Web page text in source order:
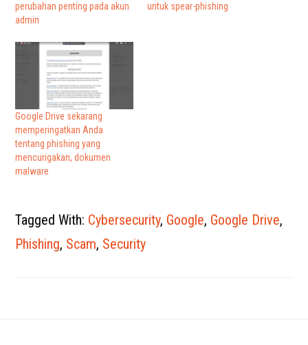
perubahan penting pada akun
admin
untuk spear-phishing
Google Drive sekarang
memperingatkan Anda
tentang phishing yang
mencurigakan, dokumen
malware
Tagged With: Cybersecurity, Google, Google Drive,
Phishing, Scam, Security